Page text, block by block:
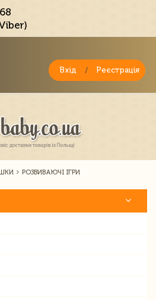
Вхід / Реєстрація
РОЗВИВАЮЧІ ІГРИ